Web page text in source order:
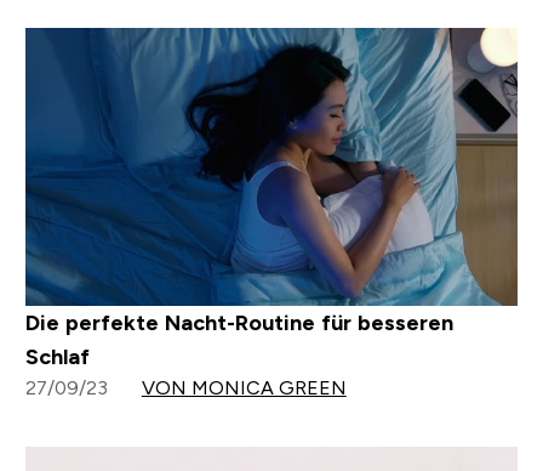
Die perfekte Nacht-Routine für besseren
Schlaf
27/09/23 VON MONICA GREEN